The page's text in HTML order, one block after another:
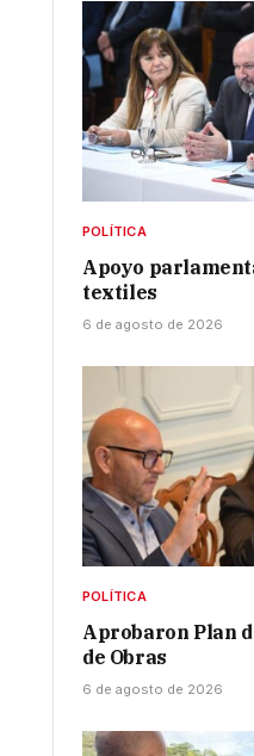
POLÍTICA
Apoyo
textiles
6 de agosto de 2026
POLÍTICA
Aprobaron Plan
de Obras
6 de agosto de 2026